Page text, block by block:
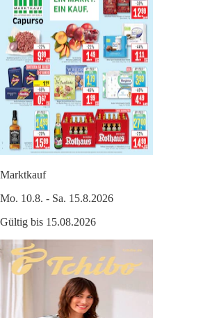
Marktkauf
Mo. 10.8. - Sa. 15.8.2026
Gültig bis 15.08.2026